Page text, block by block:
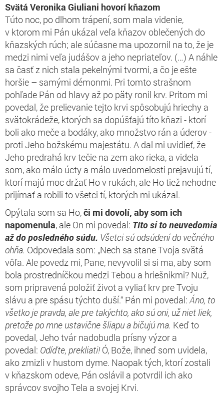
Svätá Veronika Giuliani hovorí kňazom
Túto noc, po dlhom trápení, som mala videnie,
v ktorom mi Pán ukázal veľa kňazov oblečených do
kňazských rúch; ale súčasne ma upozornil na to, že je
medzi nimi veľa judášov a jeho nepriateľov. (…) A náhle
sa časť z nich stala pekelnými tvormi, a čo je ešte
horšie – samými démonmi. Pri tomto strašnom
pohľade Pán od hlavy až po päty ronil krv. Pritom mi
povedal, že prelievanie tejto krvi spôsobujú hriechy a
svätokrádeže, ktorých sa dopúšťajú títo kňazi - ktorí
boli ako meče a bodáky, ako množstvo rán a úderov -
proti Jeho božskému majestátu. A dal mi uvidieť, že
Jeho predrahá krv tečie na zem ako rieka, a videla
som, ako málo úcty a málo uvedomelosti prejavujú tí,
ktorí majú moc držať Ho v rukách, ale Ho tiež nehodne
prijímať a robili to všetci tí, ktorých mi ukázal.
Opýtala som sa Ho,či mi dovolí, aby som ich
napomenula, ale On mi povedal: Títo si to neuvedomia
až do posledného súdu. Všetci sú odsúdení do večného
ohňa. Odpovedala som: „Nech sa stane Tvoja svätá
vôľa. Ale povedz mi, Pane, nevyvolil si si ma, aby som
bola prostredníčkou medzi Tebou a hriešnikmi? Nuž,
som pripravená položiť život a vyliať krv pre Tvoju
slávu a pre spásu týchto duší.“ Pán mi povedal:Áno, to
všetko je pravda, ale pre takýchto, ako sú oni, už niet liek,
pretože po mne ustavične šliapu a bičujú ma. Keď to
povedal, Jeho tvár nadobudla prísny výzor a
povedal: Odíďte, prekliati!Ó, Bože, ihneď som uvidela,
ako zmizli v hustom dyme. Naopak tých, ktorí zostali
v kňazskom odeve, Pán oslávil a potvrdil ich ako
správcov svojho Tela a svojej Krvi.